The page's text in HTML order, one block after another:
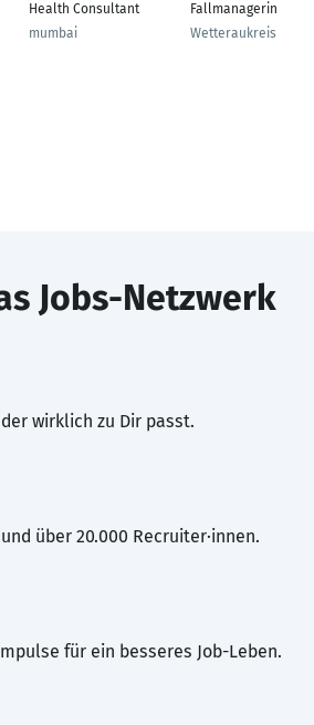
Health Consultant
mumbai
Fallmanagerin
Wetteraukreis
Jobs-Netzwerk
wirklich zu Dir passt.
über 20.000 Recruiter·innen.
für ein besseres Job-Leben.